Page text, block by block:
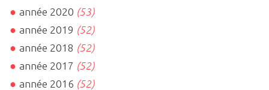
année 2020 (53)
année 2019 (52)
année 2018 (52)
année 2017 (52)
année 2016 (52)